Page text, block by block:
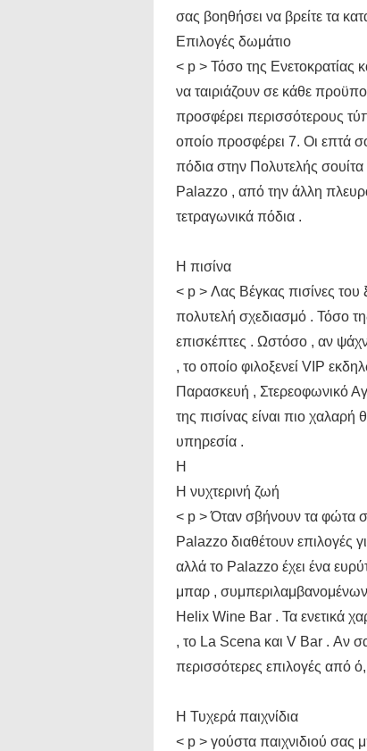
σας βοηθήσει να βρείτε τα
Επιλογές δωμάτιο
< p > Τόσο της Ενετοκρατίας
να ταιριάζουν σε κάθε
προσφέρει περισσότερους
οποίο προσφέρει 7. Οι επτά
πόδια στην Πολυτελής σουίτα
Palazzo , από την άλλη
τετραγωνικά πόδια .
Η πισίνα
< p > Λας Βέγκας πισίνες του
πολυτελή σχεδιασμό . Τόσο
επισκέπτες . Ωστόσο , αν
, το οποίο φιλοξενεί VIP
Παρασκευή , Στερεοφωνικό
της πισίνας είναι πιο χαλαρή
υπηρεσία .
Η
Η νυχτερινή ζωή
< p > Όταν σβήνουν τα φώτα
Palazzo διαθέτουν επιλογές
αλλά το Palazzo έχει ένα
μπαρ ,
Helix Wine Bar . Τα ενετικά
, το La Scena και V Bar . Αν
περισσότερες επιλογές από
Η Τυχερά παιχνίδια
< p > γούστα παιχνιδιού σας